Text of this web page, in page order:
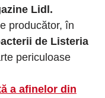
Lidl.
producător, în
de Listeria
periculoase
a afinelor din